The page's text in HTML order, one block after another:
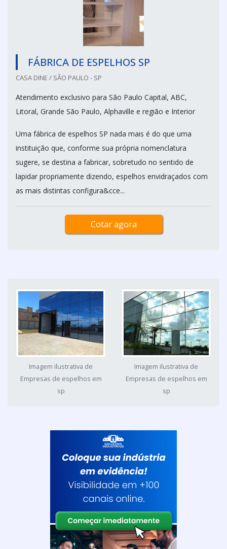
FÁBRICA DE ESPELHOS SP
CASA DINE / SÃO PAULO - SP
Atendimento exclusivo para São Paulo Capital, ABC,
Litoral, Grande São Paulo, Alphaville e região e Interior
Uma fábrica de espelhos SP nada mais é do que uma
instituição que, conforme sua própria nomenclatura
sugere, se destina a fabricar, sobretudo no sentido de
lapidar propriamente dizendo, espelhos envidraçados com
as mais distintas configura&cce...
Cotar agora
Imagem ilustrativa de
Empresas de espelhos em
sp
Imagem ilustrativa de
Empresas de espelhos em
sp